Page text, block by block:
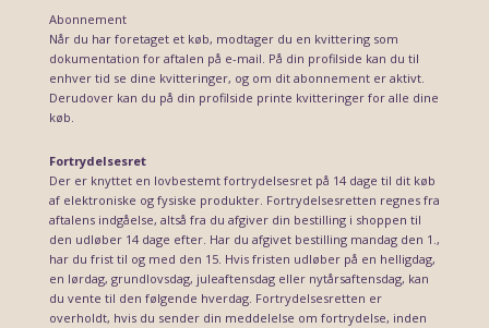
Abonnement
Når du har foretaget et køb, modtager du en kvittering som
dokumentation for aftalen på e-mail. På din profilside kan du til
enhver tid se dine kvitteringer, og om dit abonnement er aktivt.
Derudover kan du på din profilside printe kvitteringer for alle dine
køb.
Fortrydelsesret
Der er knyttet en lovbestemt fortrydelsesret på 14 dage til dit køb
af elektroniske og fysiske produkter. Fortrydelsesretten regnes fra
aftalens indgåelse, altså fra du afgiver din bestilling i shoppen til
den udløber 14 dage efter. Har du afgivet bestilling mandag den 1.,
har du frist til og med den 15. Hvis fristen udløber på en helligdag,
en lørdag, grundlovsdag, juleaftensdag eller nytårsaftensdag, kan
du vente til den følgende hverdag. Fortrydelsesretten er
overholdt, hvis du sender din meddelelse om fortrydelse, inden